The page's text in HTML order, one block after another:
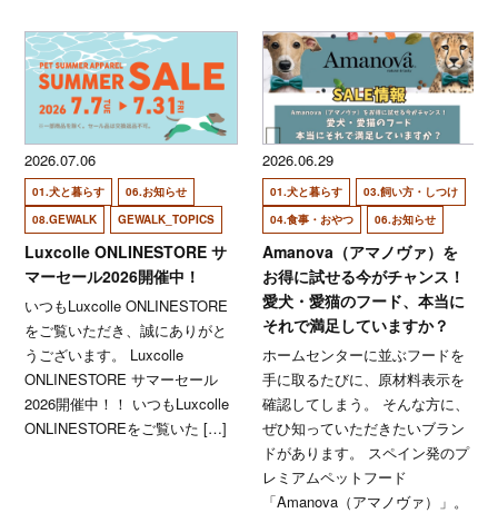
2026.07.06
01.犬と暮らす
06.お知らせ
08.GEWALK
GEWALK_TOPICS
Luxcolle ONLINESTORE サ
マーセール2026開催中！
いつもLuxcolle ONLINESTORE
をご覧いただき、誠にありがと
うございます。 Luxcolle
ONLINESTORE サマーセール
2026開催中！！ いつもLuxcolle
ONLINESTOREをご覧いた […]
2026.06.29
01.犬と暮らす
03.飼い方・しつけ
04.食事・おやつ
06.お知らせ
Amanova（アマノヴァ）を
お得に試せる今がチャンス！
愛犬・愛猫のフード、本当に
それで満足していますか？
ホームセンターに並ぶフードを
手に取るたびに、原材料表示を
確認してしまう。 そんな方に、
ぜひ知っていただきたいブラン
ドがあります。 スペイン発のプ
レミアムペットフード
「Amanova（アマノヴァ）」。